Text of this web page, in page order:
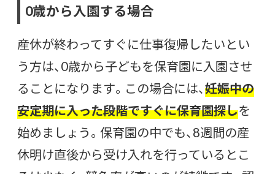
0歳から入園する場合
産休が終わってすぐに仕事復帰したいとい
う方は、0歳から子どもを保育園に入園させ
ることになります。この場合には、妊娠中の
安定期に入った段階ですぐに保育園探しを
始めましょう。 保育園の中でも、8週間の産
休明け直後から受け入れを行っているとこ